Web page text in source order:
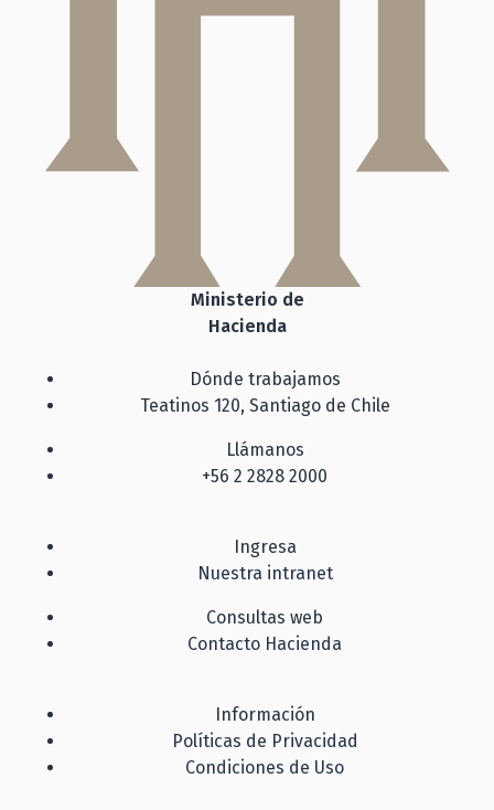
Ministerio de
Hacienda
Dónde trabajamos
Teatinos 120, Santiago de Chile
Llámanos
+56 2 2828 2000
Ingresa
Nuestra intranet
Consultas web
Contacto Hacienda
Información
Políticas de Privacidad
Condiciones de Uso